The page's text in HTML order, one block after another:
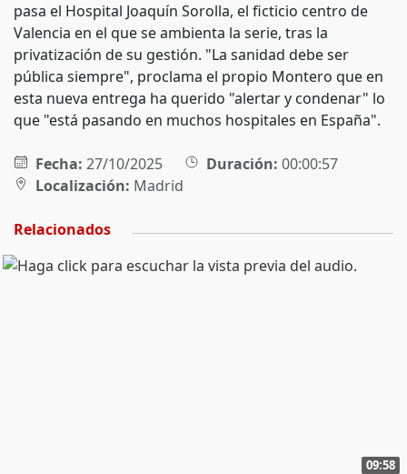
pasa el Hospital Joaquín Sorolla, el ficticio centro de
Valencia en el que se ambienta la serie, tras la
privatización de su gestión. "La sanidad debe ser
pública siempre", proclama el propio Montero que en
esta nueva entrega ha querido "alertar y condenar" lo
que "está pasando en muchos hospitales en España".
Fecha: 27/10/2025 Duración: 00:00:57
Localización: Madrid
Relacionados
09:58